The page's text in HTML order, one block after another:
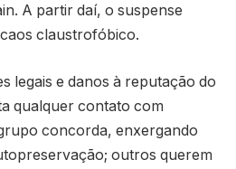
A partir daí, o suspense
claustrofóbico.
legais e danos à reputação do
qualquer contato com
concorda, enxergando
outros querem